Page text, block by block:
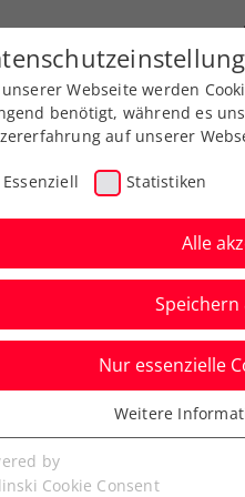
Ausbildung
Bari:
die
Webseite werden
benötigt, während es
auf unserer
Essenziell Statistiken
Alle
Speichern
Nur essenzielle
Cookies werden für
benötigt. Dadurch ist
Weitere
by
Cookie Consent